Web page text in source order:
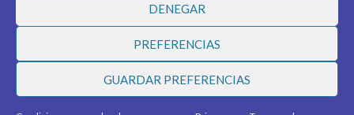
DENEGAR
PREFERENCIAS
GUARDAR PREFERENCIAS